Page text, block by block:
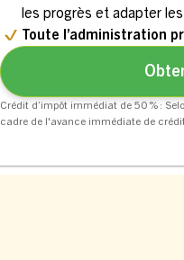
les progrès et adapter
Toute l’administration
Crédit d’impôt immédiat de 50 % :
cadre de l'avance immédiate de